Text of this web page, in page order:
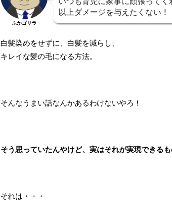
ふかゴリラ
以上ダメージを与えたくない！
白髪染めをせずに、白髪を減らし、
キレイな髪の毛になる方法。
そんなうまい話なんかあるわけないやろ！
そう思っていたんやけど、実はそれが実現できる
それは・・・